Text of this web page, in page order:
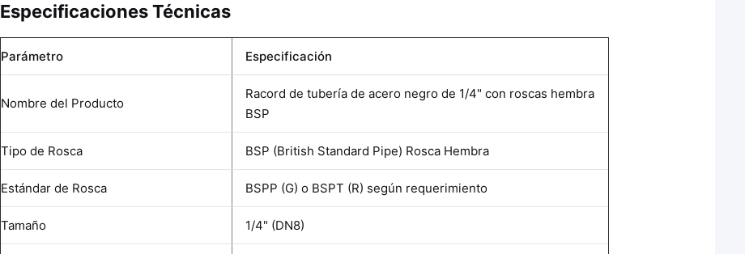
Especificaciones Técnicas
Parámetro Especificación
Nombre del Producto
Racord de tubería de acero negro de 1/4" con roscas hembra
BSP
Tipo de Rosca BSP (British Standard Pipe) Rosca Hembra
Estándar de Rosca BSPP (G) o BSPT (R) según requerimiento
Tamaño 1/4" (DN8)